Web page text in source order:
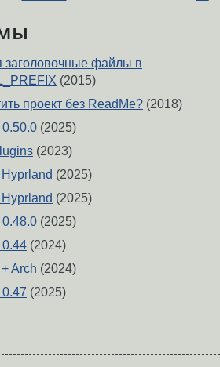
заголовочные файлы в
(2015)
проект без ReadMe? (2018)
(2025)
(2023)
(2025)
(2025)
(2025)
0.44 (2024)
Arch (2024)
(2025)